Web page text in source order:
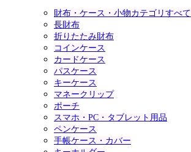
財布・ケース・小物カテゴリすべて
長財布
折りたたみ財布
コインケース
カードケース
パスケース
キーケース
マネークリップ
ポーチ
スマホ・PC・タブレット用品
ペンケース
手帳ケース・カバー